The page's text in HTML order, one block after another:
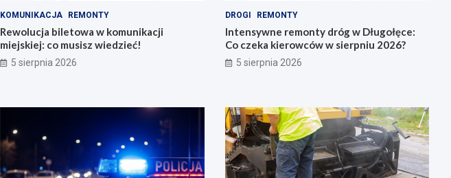
KOMUNIKACJA REMONTY
Rewolucja biletowa w komunikacji
miejskiej: co musisz wiedzieć!
5 sierpnia 2026
DROGI REMONTY
Intensywne remonty dróg w Długołęce:
Co czeka kierowców w sierpniu 2026?
5 sierpnia 2026